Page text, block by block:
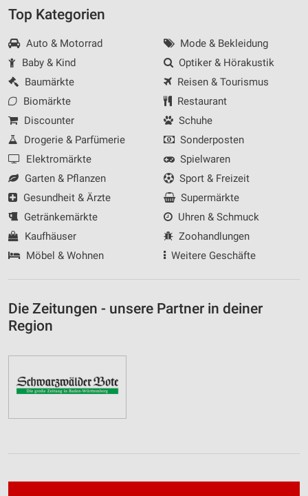
Top Kategorien
Auto & Motorrad
Baby & Kind
Baumärkte
Biomärkte
Discounter
Drogerie & Parfümerie
Elektromärkte
Garten & Pflanzen
Gesundheit & Ärzte
Getränkemärkte
Kaufhäuser
Möbel & Wohnen
Mode & Bekleidung
Optiker & Hörakustik
Reisen & Tourismus
Restaurant
Schuhe
Sonderposten
Spielwaren
Sport & Freizeit
Supermärkte
Uhren & Schmuck
Zoohandlungen
Weitere Geschäfte
Die Zeitungen - unsere Partner in deiner
Region